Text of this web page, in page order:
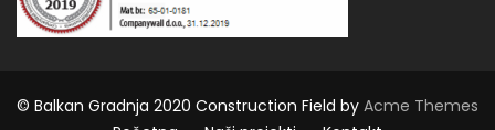
© Balkan Gradnja 2020 Construction Field by Acme Themes